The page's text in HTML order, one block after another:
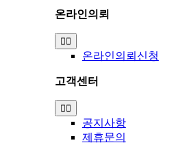
온라인의뢰
Toggle
Navigation
온라인의뢰신청
고객센터
Toggle
Navigation
공지사항
제휴문의